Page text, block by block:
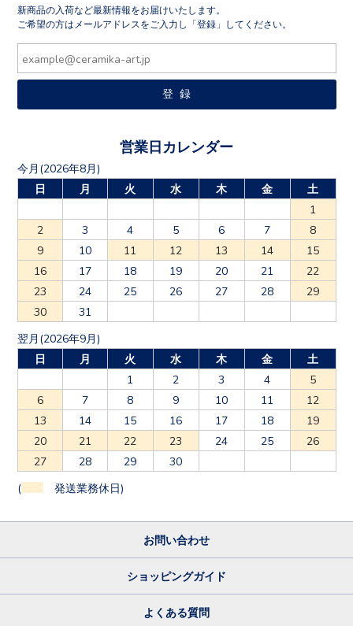
新商品の入荷など最新情報をお届けいたします。
ご希望の方はメールアドレスをご入力し「登録」してください。
営業日カレンダー
今月(2026年8月)
日
月 火 水 木 金
土
1
2
3 4 5 6 7
8
9
10 11 12 13 14
15
16
17 18 19 20 21
22
23
24 25 26 27 28
29
30
31
翌月(2026年9月)
日
月 火 水 木 金
土
1
2 3 4
5
6
7 8 9 10 11
12
13
14 15 16 17 18
19
20
21 22 23 24 25
26
27
28 29 30
( 発送業務休日)
お問い合わせ
ショッピングガイド
よくある質問